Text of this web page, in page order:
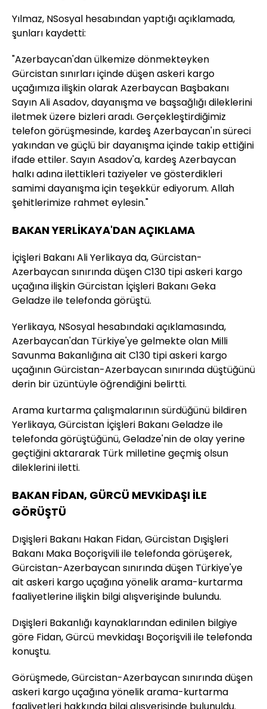
Yılmaz, NSosyal hesabından yaptığı açıklamada,
şunları kaydetti:
"Azerbaycan'dan ülkemize dönmekteyken
Gürcistan sınırları içinde düşen askeri kargo
uçağımıza ilişkin olarak Azerbaycan Başbakanı
Sayın Ali Asadov, dayanışma ve başsağlığı dileklerini
iletmek üzere bizleri aradı. Gerçekleştirdiğimiz
telefon görüşmesinde, kardeş Azerbaycan'ın süreci
yakından ve güçlü bir dayanışma içinde takip ettiğini
ifade ettiler. Sayın Asadov'a, kardeş Azerbaycan
halkı adına ilettikleri taziyeler ve gösterdikleri
samimi dayanışma için teşekkür ediyorum. Allah
şehitlerimize rahmet eylesin."
BAKAN YERLİKAYA'DAN AÇIKLAMA
İçişleri Bakanı Ali Yerlikaya da, Gürcistan-
Azerbaycan sınırında düşen C130 tipi askeri kargo
uçağına ilişkin Gürcistan İçişleri Bakanı Geka
Geladze ile telefonda görüştü.
Yerlikaya, NSosyal hesabındaki açıklamasında,
Azerbaycan'dan Türkiye'ye gelmekte olan Milli
Savunma Bakanlığına ait C130 tipi askeri kargo
uçağının Gürcistan-Azerbaycan sınırında düştüğünü
derin bir üzüntüyle öğrendiğini belirtti.
Arama kurtarma çalışmalarının sürdüğünü bildiren
Yerlikaya, Gürcistan İçişleri Bakanı Geladze ile
telefonda görüştüğünü, Geladze'nin de olay yerine
geçtiğini aktararak Türk milletine geçmiş olsun
dileklerini iletti.
BAKAN FİDAN, GÜRCÜ MEVKİDAŞI İLE
GÖRÜŞTÜ
Dışişleri Bakanı Hakan Fidan, Gürcistan Dışişleri
Bakanı Maka Boçorişvili ile telefonda görüşerek,
Gürcistan-Azerbaycan sınırında düşen Türkiye'ye
ait askeri kargo uçağına yönelik arama-kurtarma
faaliyetlerine ilişkin bilgi alışverişinde bulundu.
Dışişleri Bakanlığı kaynaklarından edinilen bilgiye
göre Fidan, Gürcü mevkidaşı Boçorişvili ile telefonda
konuştu.
Görüşmede, Gürcistan-Azerbaycan sınırında düşen
askeri kargo uçağına yönelik arama-kurtarma
faaliyetleri hakkında bilgi alışverişinde bulunuldu.